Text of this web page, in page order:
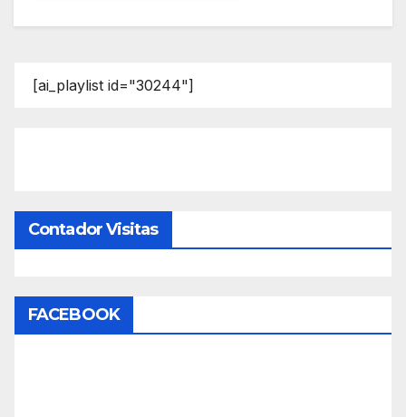
[ai_playlist id="30244"]
Contador Visitas
FACEBOOK